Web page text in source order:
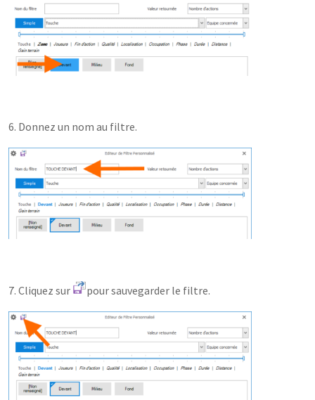
6. Donnez un nom au filtre.
7. Cliquez sur pour sauvegarder le filtre.